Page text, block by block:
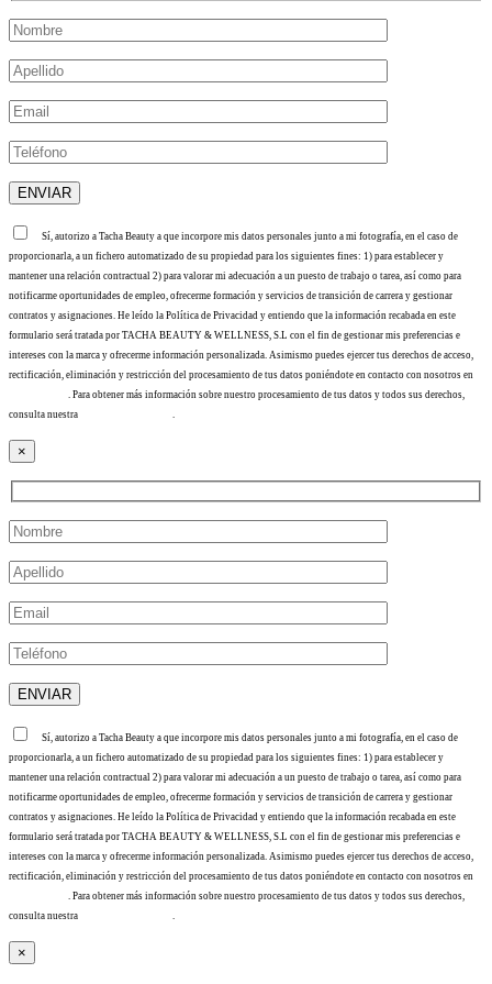
Sí, autorizo a Tacha Beauty a que incorpore mis datos personales junto a mi fotografía, en el caso de
proporcionarla, a un fichero automatizado de su propiedad para los siguientes fines: 1) para establecer y
mantener una relación contractual 2) para valorar mi adecuación a un puesto de trabajo o tarea, así como para
notificarme oportunidades de empleo, ofrecerme formación y servicios de transición de carrera y gestionar
contratos y asignaciones. He leído la Política de Privacidad y entiendo que la información recabada en este
formulario será tratada por TACHA BEAUTY & WELLNESS, S.L con el fin de gestionar mis preferencias e
intereses con la marca y ofrecerme información personalizada. Asimismo puedes ejercer tus derechos de acceso,
rectificación, eliminación y restricción del procesamiento de tus datos poniéndote en contacto con nosotros en
. Para obtener más información sobre nuestro procesamiento de tus datos y todos sus derechos,
consulta nuestra
×
Sí, autorizo a Tacha Beauty a que incorpore mis datos personales junto a mi fotografía, en el caso de
proporcionarla, a un fichero automatizado de su propiedad para los siguientes fines: 1) para establecer y
mantener una relación contractual 2) para valorar mi adecuación a un puesto de trabajo o tarea, así como para
notificarme oportunidades de empleo, ofrecerme formación y servicios de transición de carrera y gestionar
contratos y asignaciones. He leído la Política de Privacidad y entiendo que la información recabada en este
formulario será tratada por TACHA BEAUTY & WELLNESS, S.L con el fin de gestionar mis preferencias e
intereses con la marca y ofrecerme información personalizada. Asimismo puedes ejercer tus derechos de acceso,
rectificación, eliminación y restricción del procesamiento de tus datos poniéndote en contacto con nosotros en
. Para obtener más información sobre nuestro procesamiento de tus datos y todos sus derechos,
consulta nuestra
×